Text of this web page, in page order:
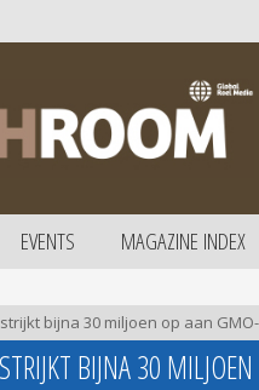
EVENTS MAGAZINE INDEX
bijna 30 miljoen op aan
BIJNA 30